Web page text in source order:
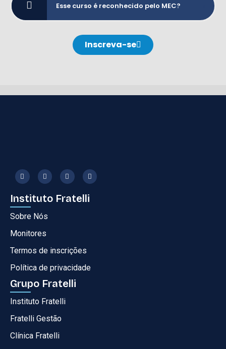
Esse curso é reconhecido pelo MEC?
Inscreva-se
Instituto Fratelli
Sobre Nós
Monitores
Termos de inscrições
Política de privacidade
Grupo Fratelli
Instituto Fratelli
Fratelli Gestão
Clínica Fratelli